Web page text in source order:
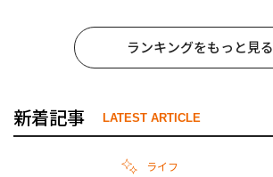
ランキングをもっと見る
新着記事 LATEST ARTICLE
ライフ